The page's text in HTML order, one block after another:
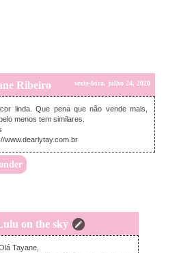
Ribeiro sexta-feira, julho 24, 2020
linda. Que pena que não vende mais,
menos tem similares.
www.dearlytay.com.br
on the sky
sexta-feira, julho 24, 2020
Tayane,